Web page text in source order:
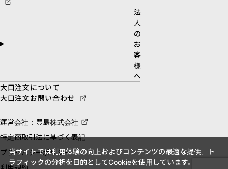
法
人
の
お
客
様
へ
大口注文について
大口注文お問い合わせ
運営会社：豊島株式会社
特定商取引法に基づく表記
プライバシーポリシー
当サイトでは利用体験の向上およびコンテンツの最適な提供、ト
ラフィックの分析を目的としてCookieを使用しています。